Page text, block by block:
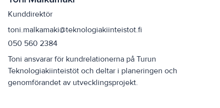
Kunddirektör
toni.malkamaki@teknologiakiinteistot.fi
050 560 2384
Toni ansvarar för kundrelationerna på Turun
Teknologiakiinteistöt och deltar i planeringen och
genomförandet av utvecklingsprojekt.